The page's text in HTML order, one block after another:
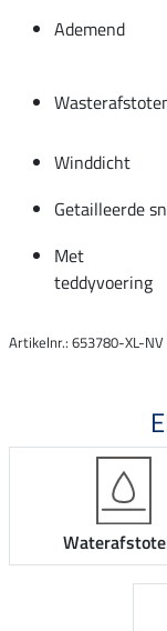
Ademend
Winddicht
Getailleerde
Met
teddyvoering
Artikelnr.: 653780-XL-NV